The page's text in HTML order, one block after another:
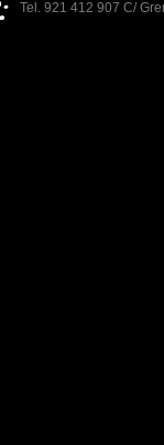
Tel. 921 412 907 C/